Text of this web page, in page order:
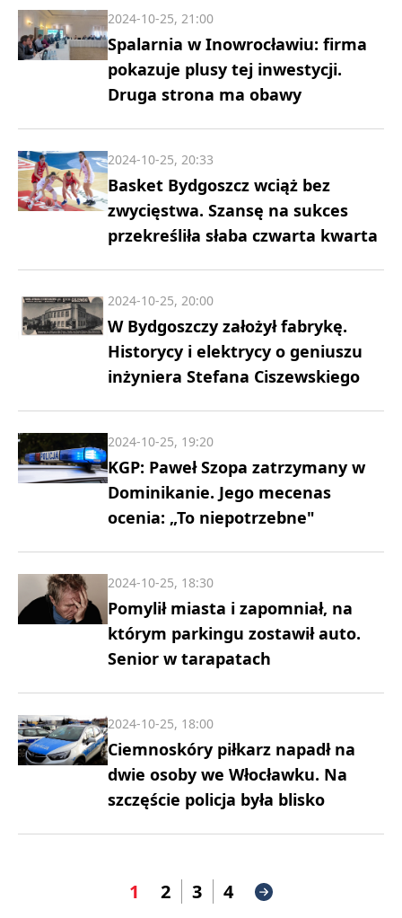
Spalarnia w Inowrocławiu: firma
pokazuje plusy tej inwestycji.
Druga strona ma obawy
2024-10-25, 21:00
Basket Bydgoszcz wciąż bez
zwycięstwa. Szansę na sukces
przekreśliła słaba czwarta kwarta
2024-10-25, 20:33
W Bydgoszczy założył fabrykę.
Historycy i elektrycy o geniuszu
inżyniera Stefana Ciszewskiego
2024-10-25, 20:00
KGP: Paweł Szopa zatrzymany w
Dominikanie. Jego mecenas
ocenia: „To niepotrzebne"
2024-10-25, 19:20
Pomylił miasta i zapomniał, na
którym parkingu zostawił auto.
Senior w tarapatach
2024-10-25, 18:30
Ciemnoskóry piłkarz napadł na
dwie osoby we Włocławku. Na
szczęście policja była blisko
2024-10-25, 18:00
1 2 3 4